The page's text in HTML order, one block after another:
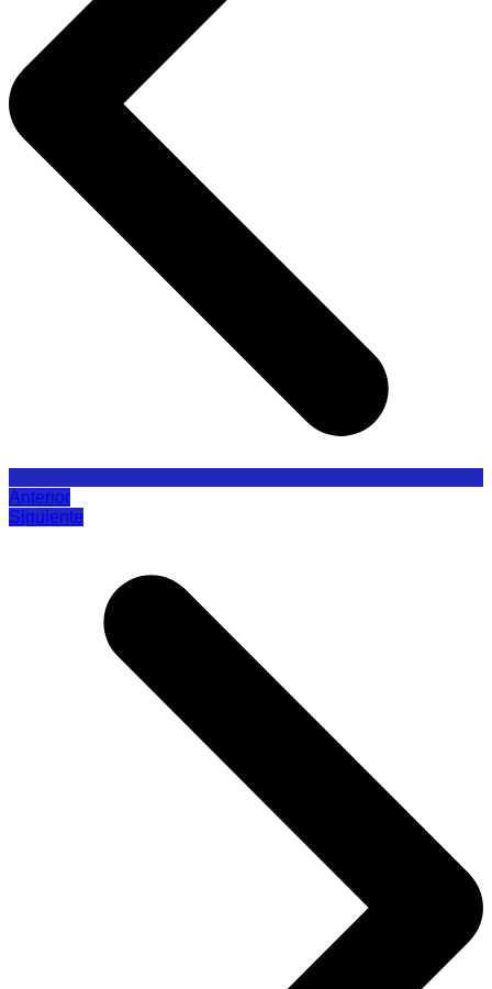
Anterior
Siguiente